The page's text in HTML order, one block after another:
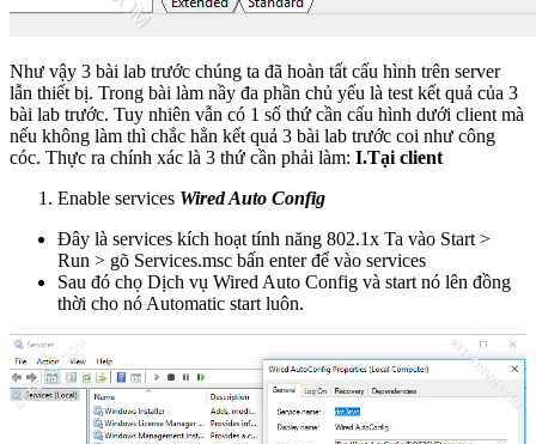
Như vậy 3 bài lab trước chúng ta đã hoàn tất cấu hình trên server
lẫn thiết bị. Trong bài làm nầy đa phần chủ yếu là test kết quả của 3
bài lab trước. Tuy nhiên vẫn có 1 số thứ cần cấu hình dưới client mà
nếu không làm thì chắc hẳn kết quả 3 bài lab trước coi như công
cóc. Thực ra chính xác là 3 thứ cần phải làm: I.Tại client
Enable services Wired Auto Config
Đây là services kích hoạt tính năng 802.1x Ta vào Start >
Run > gõ Services.msc bấn enter để vào services
Sau đó chọ Dịch vụ Wired Auto Config và start nó lên đồng
thời cho nó Automatic start luôn.